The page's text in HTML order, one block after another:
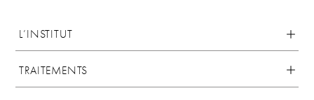
L’INSTITUT
TRAITEMENTS